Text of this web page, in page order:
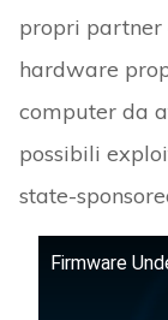
propri partner
hardware
computer da
possibili
state-
Firmware